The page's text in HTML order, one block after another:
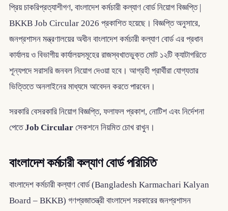
প্রিয় চাকরিপ্রত্যাশীগণ, বাংলাদেশ কর্মচারী কল্যাণ বোর্ড নিয়োগ বিজ্ঞপ্তি |
BKKB Job Circular 2026 প্রকাশিত হয়েছে। বিজ্ঞপ্তি অনুসারে,
জনপ্রশাসন মন্ত্রণালয়ের অধীন বাংলাদেশ কর্মচারী কল্যাণ বোর্ড এর প্রধান
কার্যালয় ও বিভাগীয় কার্যালয়সমূহের রাজস্বখাতভুক্ত মোট ১২টি ক্যাটাগরিতে
শূন্যপদে সরাসরি জনবল নিয়োগ দেওয়া হবে। আগ্রহী প্রার্থীরা যোগ্যতার
ভিত্তিতে অনলাইনের মাধ্যমে আবেদন করতে পারবেন।
সরকারি বেসরকারি নিয়োগ বিজ্ঞপ্তি, ফলাফল প্রকাশ, নোটিশ এবং নির্দেশনা
পেতেJob Circularসেকশনে নিয়মিত চোখ রাখুন।
বাংলাদেশ কর্মচারী কল্যাণ বোর্ড পরিচিতি
বাংলাদেশ কর্মচারী কল্যাণ বোর্ড (Bangladesh Karmachari Kalyan
Board – BKKB) গণপ্রজাতন্ত্রী বাংলাদেশ সরকারের জনপ্রশাসন